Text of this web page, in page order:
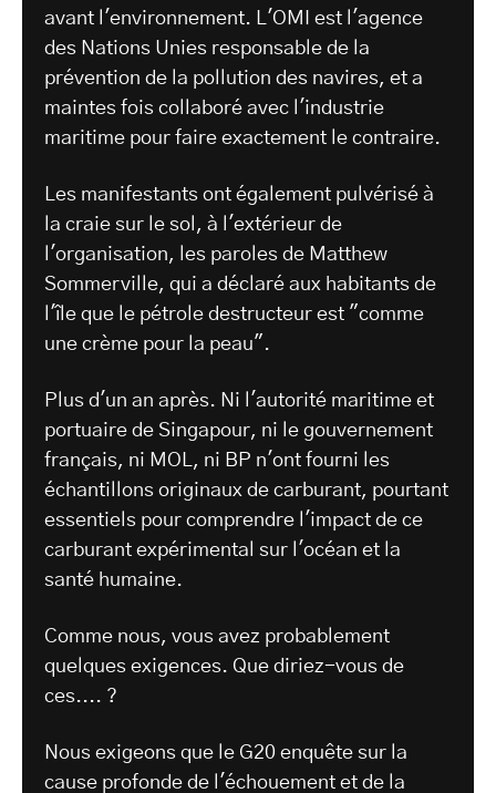
avant l'environnement. L'OMI est l'agence
des Nations Unies responsable de la
prévention de la pollution des navires, et a
maintes fois collaboré avec l'industrie
maritime pour faire exactement le contraire.
Les manifestants ont également pulvérisé à
la craie sur le sol, à l'extérieur de
l'organisation, les paroles de Matthew
Sommerville, qui a déclaré aux habitants de
l'île que le pétrole destructeur est "comme
une crème pour la peau".
Plus d'un an après. Ni l'autorité maritime et
portuaire de Singapour, ni le gouvernement
français, ni MOL, ni BP n'ont fourni les
échantillons originaux de carburant, pourtant
essentiels pour comprendre l'impact de ce
carburant expérimental sur l'océan et la
santé humaine.
Comme nous, vous avez probablement
quelques exigences. Que diriez-vous de
ces.... ?
Nous exigeons que le G20 enquête sur la
cause profonde de l'échouement et de la